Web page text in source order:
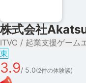
株式会社
ITVC / 起業支援ゲーム
東
3.9/ 5.0(2件の体験談)